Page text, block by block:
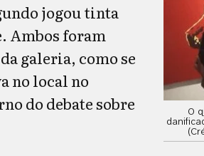
O
jogou tinta
Ambos foram
galeria, como se
no local no
do debate sobre